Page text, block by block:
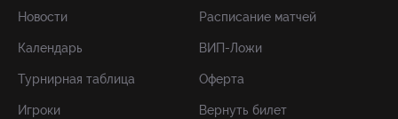
Новости
Календарь
Турнирная таблица
Игроки
Расписание матчей
ВИП-Ложи
Оферта
Вернуть билет